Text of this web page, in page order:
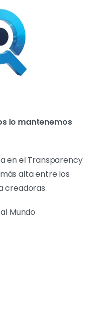
lo mantenemos
en el Transparency
alta entre los
creadoras.
Mundo